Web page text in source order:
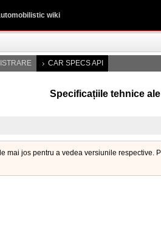
wiki
CAR SPECS API
Specificațiile tehnice
mai jos pentru a vedea versiunile respective.